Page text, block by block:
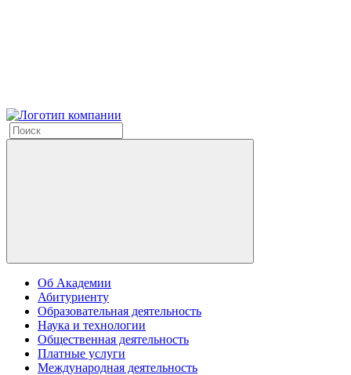
Об Академии
Абитуриенту
Образовательная деятельность
Наука и технологии
Общественная деятельность
Платные услуги
Международная деятельность